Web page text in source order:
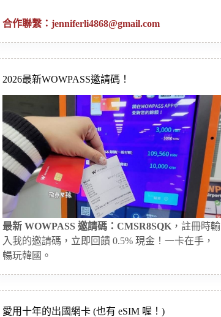
合作聯繫：jenniferli4868@gmail.com
2026最新WOWPASS邀請碼！
最新 WOWPASS 邀請碼：CMSR8SQK ，註冊時輸
入我的邀請碼，立即回饋 0.5% 現金！一卡在手，
暢玩韓國。
愛用十年的出國網卡 (也有 eSIM 喔！)